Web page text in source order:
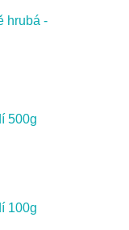
hrubá -
500g
100g